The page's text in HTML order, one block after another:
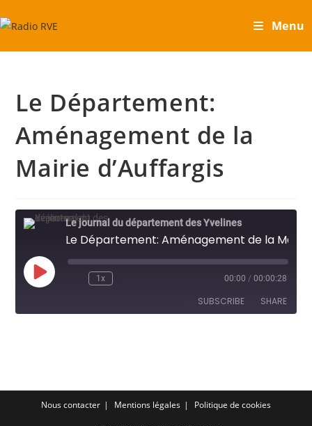
to
Menu
Le Département:
Aménagement de la
Mairie d’Auffargis
Le journal du département des Yvelines
Play
Episode
1x 00:00 / 00:00:28
SUBSCRIBE SHARE
EMBEDNous contacter Mentions légales Politique de cookies